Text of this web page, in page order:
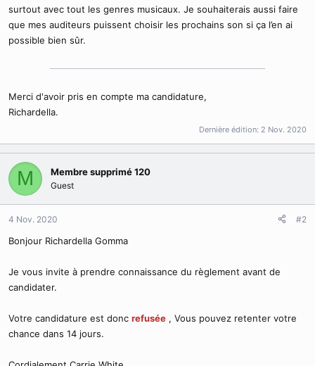
surtout avec tout les genres musicaux. Je souhaiterais aussi faire
que mes auditeurs puissent choisir les prochains son si ça l’en ai
possible bien sûr.
Merci d'avoir pris en compte ma candidature,
Richardella.
Dernière édition: 2 Nov. 2020
M Membre supprimé 120
Guest
4 Nov. 2020 #2
Bonjour Richardella Gomma
Je vous invite à prendre connaissance du règlement avant de
candidater.
Votre candidature est donc refusée , Vous pouvez retenter votre
chance dans 14 jours.